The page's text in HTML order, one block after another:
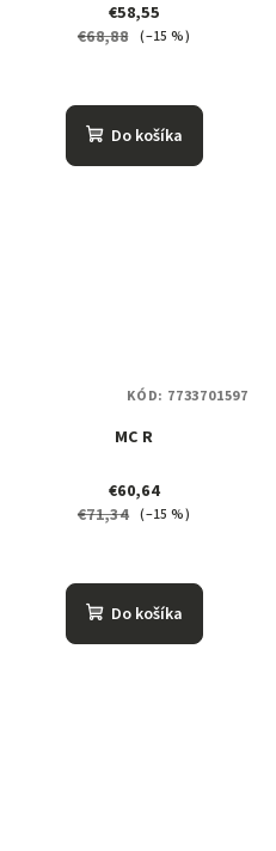
€58,55
€68,88 (–15 %)
Do košíka
MC R
€60,64
€71,34 (–15 %)
Do košíka
KÓD: 7733701597